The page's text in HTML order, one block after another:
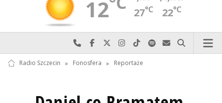
12 27°C 22°C
Najlepiej po prostu do nas zadzwoń
Odwiedź nas na Facebook-u
Odwiedź nas na X
Odwiedź nas na Instagram-ie
Odwiedź nas na TikTok-u
Szukaj nas na Spotify
Wyślij do nas
Szukaj
Radio Szczecin » Fonosfera » Reportaże